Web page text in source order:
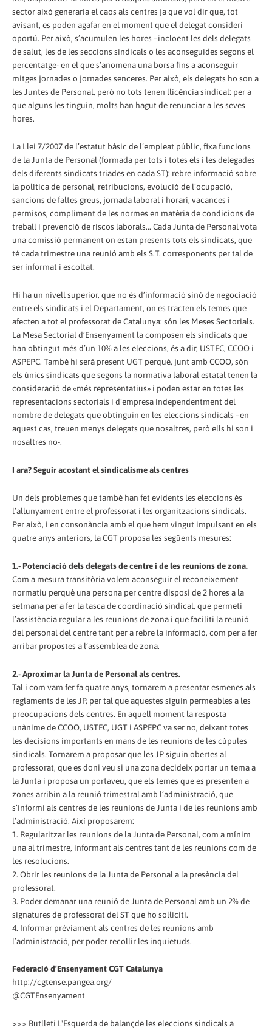
sector això generaria el caos als centres ja que vol dir que, tot
avisant, es poden agafar en el moment que el delegat consideri
oportú. Per això, s’acumulen les hores –incloent les dels delegats
de salut, les de les seccions sindicals o les aconseguides segons el
percentatge- en el que s’anomena una borsa fins a aconseguir
mitges jornades o jornades senceres. Per això, els delegats ho son a
les Juntes de Personal, però no tots tenen llicència sindical: per a
que alguns les tinguin, molts han hagut de renunciar a les seves
hores.
La Llei 7/2007 de l’estatut bàsic de l’empleat públic, fixa funcions
de la Junta de Personal (formada per tots i totes els i les delegades
dels diferents sindicats triades en cada ST): rebre informació sobre
la política de personal, retribucions, evolució de l’ocupació,
sancions de faltes greus, jornada laboral i horari, vacances i
permisos, compliment de les normes en matèria de condicions de
treball i prevenció de riscos laborals... Cada Junta de Personal vota
una comissió permanent on estan presents tots els sindicats, que
té cada trimestre una reunió amb els S.T. corresponents per tal de
ser informat i escoltat.
Hi ha un nivell superior, que no és d’informació sinó de negociació
entre els sindicats i el Departament, on es tracten els temes que
afecten a tot el professorat de Catalunya: són les Meses Sectorials.
La Mesa Sectorial d’Ensenyament la composen els sindicats que
han obtingut més d’un 10% a les eleccions, és a dir, USTEC, CCOO i
ASPEPC. També hi serà present UGT perquè, junt amb CCOO, són
els únics sindicats que segons la normativa laboral estatal tenen la
consideració de «més representatius» i poden estar en totes les
representacions sectorials i d’empresa independentment del
nombre de delegats que obtinguin en les eleccions sindicals –en
aquest cas, treuen menys delegats que nosaltres, però ells hi son i
nosaltres no-.
I ara? Seguir acostant el sindicalisme als centres
Un dels problemes que també han fet evidents les eleccions és
l’allunyament entre el professorat i les organitzacions sindicals.
Per això, i en consonància amb el que hem vingut impulsant en els
quatre anys anteriors, la CGT proposa les següents mesures:
1.- Potenciació dels delegats de centre i de les reunions de zona.
Com a mesura transitòria volem aconseguir el reconeixement
normatiu perquè una persona per centre disposi de 2 hores a la
setmana per a fer la tasca de coordinació sindical, que permeti
l’assistència regular a les reunions de zona i que faciliti la reunió
del personal del centre tant per a rebre la informació, com per a fer
arribar propostes a l’assemblea de zona.
2.- Aproximar la Junta de Personal als centres.
Tal i com vam fer fa quatre anys, tornarem a presentar esmenes als
reglaments de les JP, per tal que aquestes siguin permeables a les
preocupacions dels centres. En aquell moment la resposta
unànime de CCOO, USTEC, UGT i ASPEPC va ser no, deixant totes
les decisions importants en mans de les reunions de les cúpules
sindicals. Tornarem a proposar que les JP siguin obertes al
professorat, que es doni veu si una zona decideix portar un tema a
la Junta i proposa un portaveu, que els temes que es presenten a
zones arribin a la reunió trimestral amb l’administració, que
s’informi als centres de les reunions de Junta i de les reunions amb
l’administració. Així proposarem:
1. Regularitzar les reunions de la Junta de Personal, com a mínim
una al trimestre, informant als centres tant de les reunions com de
les resolucions.
2. Obrir les reunions de la Junta de Personal a la presència del
professorat.
3. Poder demanar una reunió de Junta de Personal amb un 2% de
signatures de professorat del ST que ho sol·liciti.
4. Informar prèviament als centres de les reunions amb
l’administració, per poder recollir les inquietuds.
Federació d’Ensenyament CGT Catalunya
http://cgtense.pangea.org/
@CGTEnsenyament
>>> Butlletí L'Esquerda de balançde les eleccions sindicals a